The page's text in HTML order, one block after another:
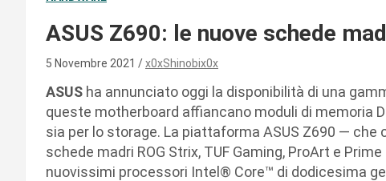
ASUS Z690: le nuove schede
5 Novembre 2021 x0xShinobix0x
ASUS ha annunciato oggi la disponibilità di una
queste motherboard affiancano moduli di memoria
sia per lo storage. La piattaforma ASUS Z690 ― che
schede madri ROG Strix, TUF Gaming, ProArt e
nuovissimi processori Intel® Core™ di dodicesima